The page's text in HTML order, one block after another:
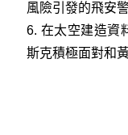
風險引發的飛安
6. 在太空建造資
斯克積極面對和